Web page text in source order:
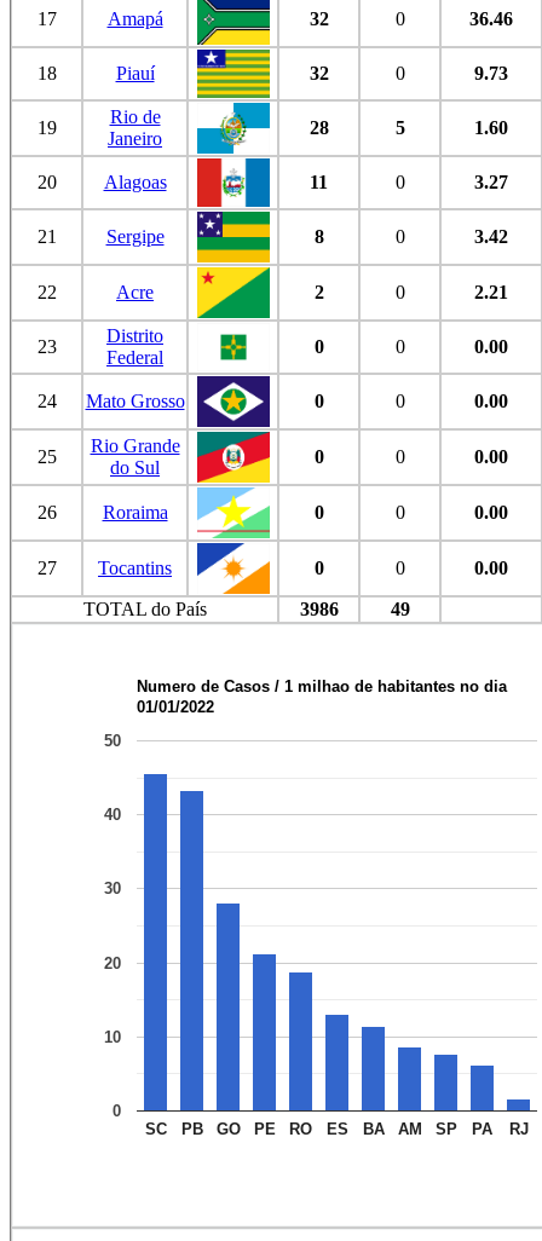
17 Amapá 32 0 36.46
18 Piauí 32 0 9.73
19
Rio de
Janeiro
28 5 1.60
20 Alagoas 11 0 3.27
21 Sergipe 8 0 3.42
22 Acre 2 0 2.21
23
Distrito
Federal
0 0 0.00
24 Mato Grosso 0 0 0.00
25
Rio Grande
do Sul
0 0 0.00
26 Roraima 0 0 0.00
27 Tocantins 0 0
0.00
TOTAL do País
3986 49
Numero de Casos / 1 milhao de habitantes no dia
01/01/2022
SC PB GO PE RO ES BA AM SP PA RJ
0
10
20
30
40
50